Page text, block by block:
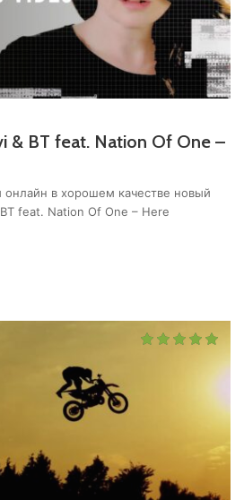
& BT feat. Nation Of One –
в хорошем качестве новый
feat. Nation Of One – Here